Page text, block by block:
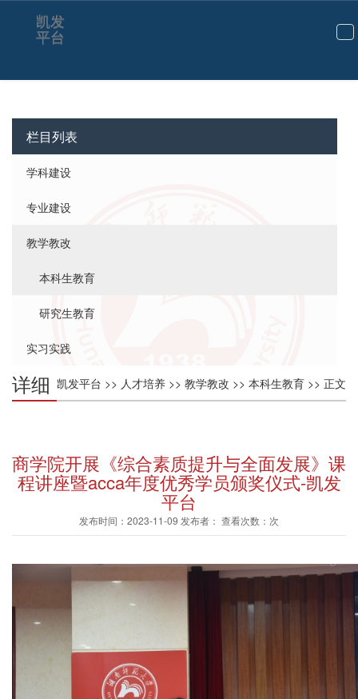
切
航
凯发
平台
栏目列表
学科建设
专业建设
教学教改
本科生教育
研究生教育
实习实践
凯发平台 >> 人才培养 >> 教学教改 >> 本科生教育 >> 正文
详细
商学院开展《综合素质提升与全面发展》课
程讲座暨acca年度优秀学员颁奖仪式-凯发
平台
发布时间：2023-11-09 发布者： 查看次数：次